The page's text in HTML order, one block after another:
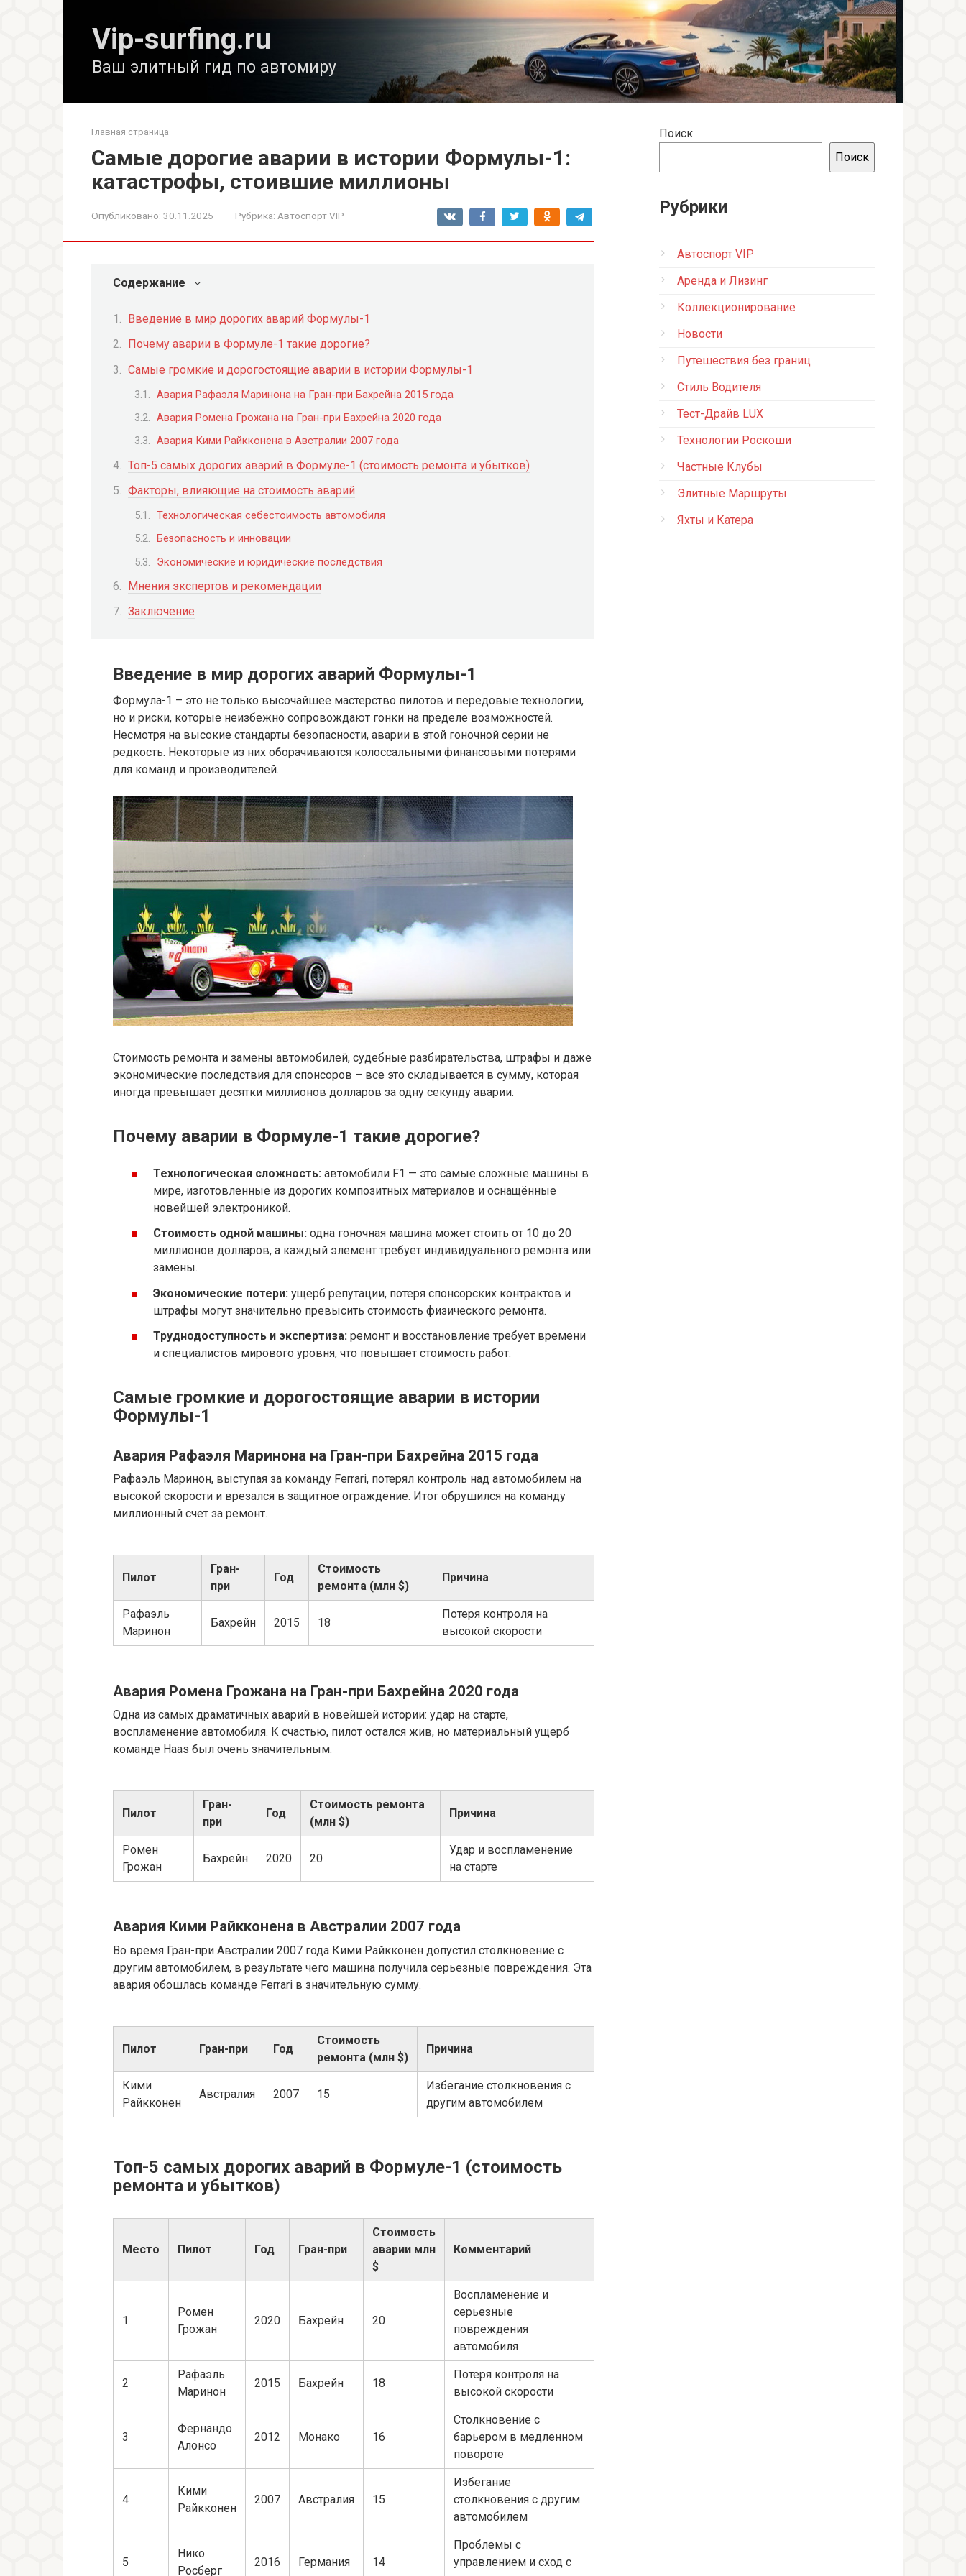
Vip-surfing.ru
Ваш элитный гид по автомиру
Главная страница
Самые дорогие аварии в истории Формулы-1:
катастрофы, стоившие миллионы
Опубликовано: 30.11.2025 Рубрика: Автоспорт VIP
Содержание
Введение в мир дорогих аварий Формулы-1
Почему аварии в Формуле-1 такие дорогие?
Самые громкие и дорогостоящие аварии в истории Формулы-1
Авария Рафаэля Маринона на Гран-при Бахрейна 2015 года
Авария Ромена Грожана на Гран-при Бахрейна 2020 года
Авария Кими Райкконена в Австралии 2007 года
Топ-5 самых дорогих аварий в Формуле-1 (стоимость ремонта и убытков)
Факторы, влияющие на стоимость аварий
Технологическая себестоимость автомобиля
Безопасность и инновации
Экономические и юридические последствия
Мнения экспертов и рекомендации
Заключение
Введение в мир дорогих аварий Формулы-1
Формула-1 – это не только высочайшее мастерство пилотов и передовые технологии,
но и риски, которые неизбежно сопровождают гонки на пределе возможностей.
Несмотря на высокие стандарты безопасности, аварии в этой гоночной серии не
редкость. Некоторые из них оборачиваются колоссальными финансовыми потерями
для команд и производителей.
Стоимость ремонта и замены автомобилей, судебные разбирательства, штрафы и даже
экономические последствия для спонсоров – все это складывается в сумму, которая
иногда превышает десятки миллионов долларов за одну секунду аварии.
Почему аварии в Формуле-1 такие дорогие?
Технологическая сложность: автомобили F1 — это самые сложные машины в
мире, изготовленные из дорогих композитных материалов и оснащённые
новейшей электроникой.
Стоимость одной машины: одна гоночная машина может стоить от 10 до 20
миллионов долларов, а каждый элемент требует индивидуального ремонта или
замены.
Экономические потери: ущерб репутации, потеря спонсорских контрактов и
штрафы могут значительно превысить стоимость физического ремонта.
Труднодоступность и экспертиза: ремонт и восстановление требует времени
и специалистов мирового уровня, что повышает стоимость работ.
Самые громкие и дорогостоящие аварии в истории
Формулы-1
Авария Рафаэля Маринона на Гран-при Бахрейна 2015 года
Рафаэль Маринон, выступая за команду Ferrari, потерял контроль над автомобилем на
высокой скорости и врезался в защитное ограждение. Итог обрушился на команду
миллионный счет за ремонт.
Пилот
Гран-
при
Год
Стоимость
ремонта (млн $)
Причина
Рафаэль
Маринон
Бахрейн 2015 18
Потеря контроля на
высокой скорости
Авария Ромена Грожана на Гран-при Бахрейна 2020 года
Одна из самых драматичных аварий в новейшей истории: удар на старте,
воспламенение автомобиля. К счастью, пилот остался жив, но материальный ущерб
команде Haas был очень значительным.
Пилот
Гран-
при
Год
Стоимость ремонта
(млн $)
Причина
Ромен
Грожан
Бахрейн 2020 20
Удар и воспламенение
на старте
Авария Кими Райкконена в Австралии 2007 года
Во время Гран-при Австралии 2007 года Кими Райкконен допустил столкновение с
другим автомобилем, в результате чего машина получила серьезные повреждения. Эта
авария обошлась команде Ferrari в значительную сумму.
Пилот Гран-при Год
Стоимость
ремонта (млн $)
Причина
Кими
Райкконен
Австралия 2007 15
Избегание столкновения с
другим автомобилем
Топ-5 самых дорогих аварий в Формуле-1 (стоимость
ремонта и убытков)
Место Пилот Год Гран-при
Стоимость
аварии млн
$
Комментарий
1
Ромен
Грожан
2020 Бахрейн 20
Воспламенение и
серьезные
повреждения
автомобиля
2
Рафаэль
Маринон
2015 Бахрейн 18
Потеря контроля на
высокой скорости
3
Фернандо
Алонсо
2012 Монако 16
Столкновение с
барьером в медленном
повороте
4
Кими
Райкконен
2007 Австралия 15
Избегание
столкновения с другим
автомобилем
5
Нико
Росберг
2016 Германия 14
Проблемы с
управлением и сход с
Поиск
Поиск
Рубрики
Автоспорт VIP
Аренда и Лизинг
Коллекционирование
Новости
Путешествия без границ
Стиль Водителя
Тест-Драйв LUX
Технологии Роскоши
Частные Клубы
Элитные Маршруты
Яхты и Катера